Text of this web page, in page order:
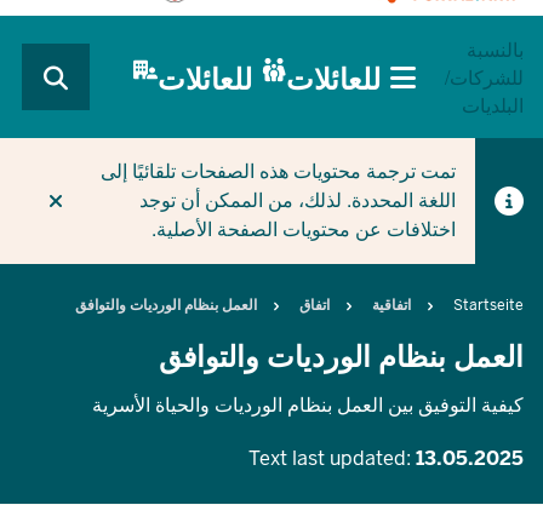
بالنسبة
للشركات/
البلديات
CURRENT SECTION للعائلات
HAUPTNAVIGATION
(BÜRGERBEREICH
للعائلات للعائلات
تمت ترجمة محتويات هذه الصفحات تلقائيًا إلى
اللغة المحددة. لذلك، من الممكن أن توجد
اختلافات عن محتويات الصفحة الأصلية.
Breadcrumb
Startseite اتفاقية اتفاق العمل بنظام الورديات والتوافق
العمل بنظام الورديات والتوافق
كيفية التوفيق بين العمل بنظام الورديات والحياة الأسرية
Text last updated: 13.05.2025